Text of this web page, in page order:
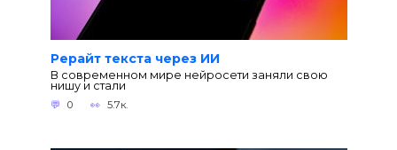
Рерайт текста через ИИ
В современном мире нейросети заняли свою
нишу и стали
0 5.7к.